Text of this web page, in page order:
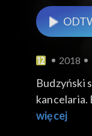
2018
Budzyński
kancelaria.
nowy
więcej